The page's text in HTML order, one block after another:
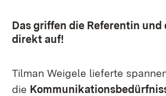
Das griffen die Referentin und
direkt auf!
Tilman Weigele lieferte
die